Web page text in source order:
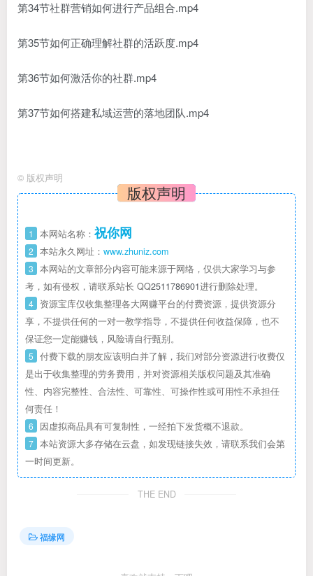
第34节社群营销如何进行产品组合.mp4
第35节如何正确理解社群的活跃度.mp4
第36节如何激活你的社群.mp4
第37节如何搭建私域运营的落地团队.mp4
© 版权声明
版权声明
1 本网站名称： 祝你网
2 本站永久网址： www.zhuniz.com
3 本网站的文章部分内容可能来源于网络，仅供大家学习与参
考，如有侵权，请联系站长 QQ2511786901进行删除处理。
4 资源宝库仅收集整理各大网赚平台的付费资源，提供资源分
享，不提供任何的一对一教学指导，不提供任何收益保障，也不
保证您一定能赚钱，风险请自行甄别。
5 付费下载的朋友应该明白并了解，我们对部分资源进行收费仅
是出于收集整理的劳务费用，并对资源相关版权问题及其准确
性、内容完整性、合法性、可靠性、可操作性或可用性不承担任
何责任！
6 因虚拟商品具有可复制性，一经拍下发货概不退款。
7 本站资源大多存储在云盘，如发现链接失效，请联系我们会第
一时间更新。
THE END
福缘网